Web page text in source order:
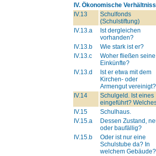
IV. Ökonomische
IV.13
Schulfonds
(Schulstiftung)
IV.13.a
Ist dergleichen
vorhanden?
IV.13.b
Wie stark ist er?
IV.13.c
Woher fließen seine
Einkünfte?
IV.13.d
Ist er etwa mit dem
Kirchen- oder
Armengut vereinigt?
IV.14
Schulgeld. Ist eines
eingeführt?
IV.15
Schulhaus.
IV.15.a
Dessen Zustand,
oder baufällig?
IV.15.b
Oder ist nur eine
Schulstube da? In
welchem Gebäude?